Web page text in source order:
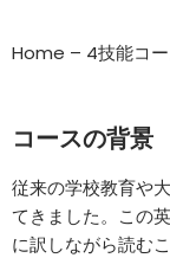
Home – 4技能コ
コースの背景
従来の学校教育や
てきました。この
に訳しながら読む